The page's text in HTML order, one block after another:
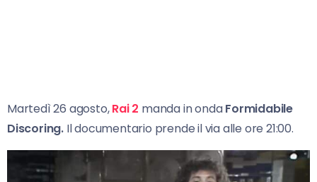
Martedì 26 agosto,Rai 2 manda in ondaFormidabile
Discoring. Il documentario prende il via alle ore 21:00.